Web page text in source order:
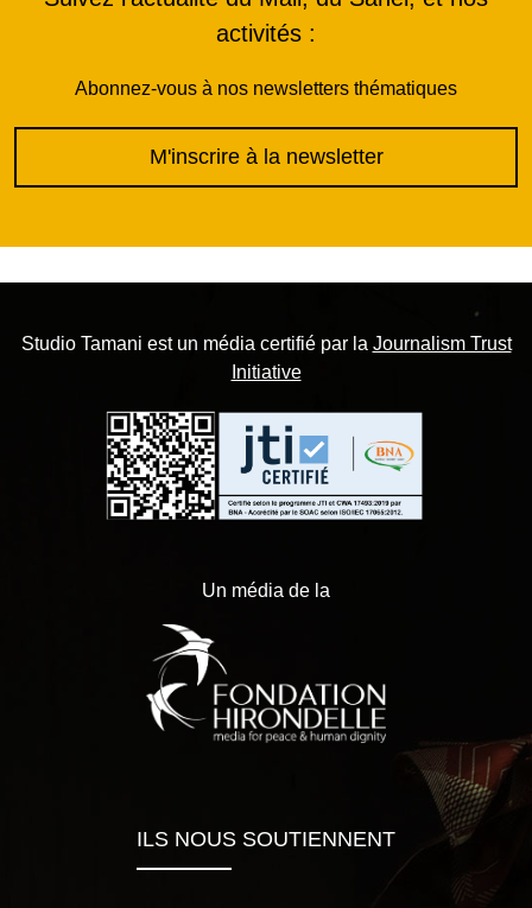
activités :
Abonnez-vous à nos newsletters thématiques
M'inscrire à la newsletter
Studio Tamani est un média certifié par la Journalism Trust
Initiative
Un média de la
ILS NOUS SOUTIENNENT